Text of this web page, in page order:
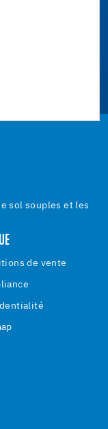
sol souples et les
de vente